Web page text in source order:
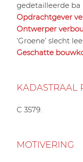
gedetailleerde ba
Opdrachtgever
Ontwerper
‘Groene’ slecht
Geschatte
KADASTRAAL
C 3579.
MOTIVERING